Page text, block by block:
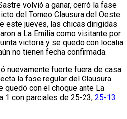
volvió a ganar, cerró la fase
del Torneo Clausura del Oeste
este jueves, las chicas dirigidas
a La Emilia como visitante por
victoria y se quedó con localía
no tienen fecha confirmada.
nuevamente fuerte fuera de casa
la fase regular del Clausura.
quedó con el choque ante La
1 con parciales de 25-23, 25-13